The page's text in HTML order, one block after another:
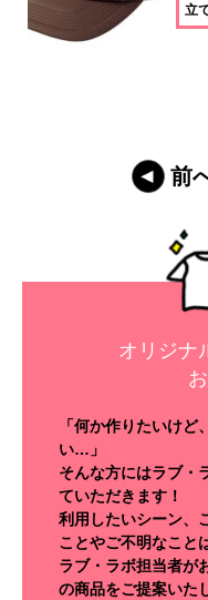
立
前
オリジナ
「何か作りたいけ
い…」
そんな方にはラブ・
ていただきます！
利用したいシーン、
ことやご不明なこと
ラブ・ラボ担当者が
の商品をご提案いた